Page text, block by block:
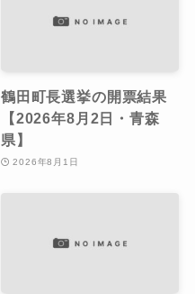
鶴田町長選挙の開票結果
【2026年8月2日・青森
県】
2026年8月1日